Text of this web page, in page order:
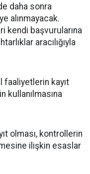
daha sonra
alınmayacak.
kendi başvurularına
aracılığıyla
faaliyetlerin kayıt
kullanılmasına
olması, kontrollerin
ilişkin esaslar